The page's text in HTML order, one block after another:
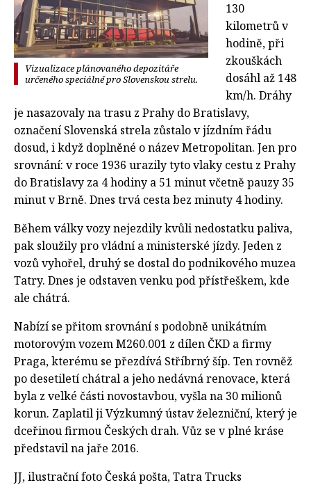
Vizualizace plánovaného depozitáře
určeného speciálně pro Slovenskou strelu.
130
kilometrů v
hodině, při
zkouškách
dosáhl až 148
km/h. Dráhy
je nasazovaly na trasu z Prahy do Bratislavy,
označení Slovenská strela zůstalo v jízdním řádu
dosud, i když doplněné o název Metropolitan. Jen pro
srovnání: v roce 1936 urazily tyto vlaky cestu z Prahy
do Bratislavy za 4 hodiny a 51 minut včetně pauzy 35
minut v Brně. Dnes trvá cesta bez minuty 4 hodiny.
Během války vozy nejezdily kvůli nedostatku paliva,
pak sloužily pro vládní a ministerské jízdy. Jeden z
vozů vyhořel, druhý se dostal do podnikového muzea
Tatry. Dnes je odstaven venku pod přístřeškem, kde
ale chátrá.
Nabízí se přitom srovnání s podobně unikátním
motorovým vozem M260.001 z dílen ČKD a firmy
Praga, kterému se přezdívá Stříbrný šíp. Ten rovněž
po desetiletí chátral a jeho nedávná renovace, která
byla z velké části novostavbou, vyšla na 30 milionů
korun. Zaplatil ji Výzkumný ústav železniční, který je
dceřinou firmou Českých drah. Vůz se v plné kráse
představil na jaře 2016.
JJ, ilustrační foto Česká pošta, Tatra Trucks